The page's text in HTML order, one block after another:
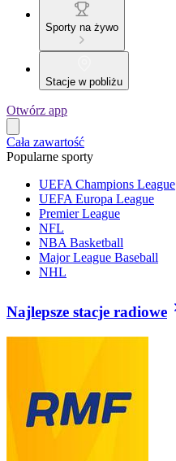
Sporty na żywo
Stacje w pobliżu
Otwórz app
Cała zawartość
Popularne sporty
UEFA Champions League
UEFA Europa League
Premier League
NFL
NBA Basketball
Major League Baseball
NHL
Najlepsze stacje radiowe